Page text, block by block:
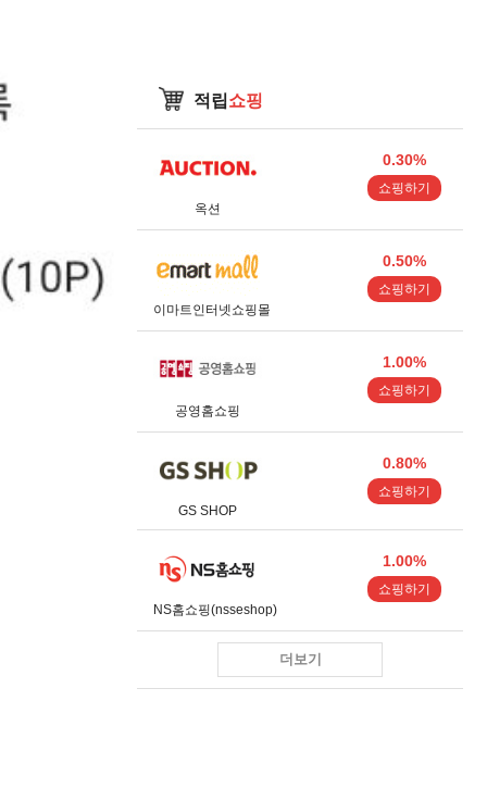
적립쇼핑
옥션
0.30%
쇼핑하기
이마트인터넷쇼핑몰
0.50%
쇼핑하기
공영홈쇼핑
1.00%
쇼핑하기
GS SHOP
0.80%
쇼핑하기
NS홈쇼핑(nsseshop)
1.00%
쇼핑하기
더보기